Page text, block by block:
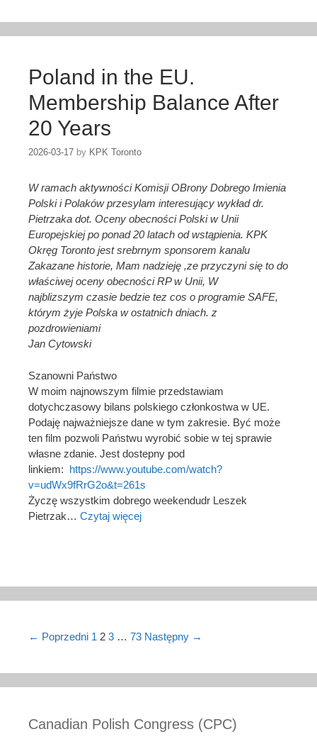
Poland in the EU.
Membership Balance After
20 Years
2026-03-17 by KPK Toronto
W ramach aktywności Komisji OBrony Dobrego Imienia
Polski i Polaków przesylam interesujący wykład dr.
Pietrzaka dot. Oceny obecności Polski w Unii
Europejskiej po ponad 20 latach od wstąpienia. KPK
Okręg Toronto jest srebrnym sponsorem kanalu
Zakazane historie, Mam nadzieję ,ze przyczyni się to do
właściwej oceny obecności RP w Unii, W
najblizszym czasie bedzie tez cos o programie SAFE,
którym żyje Polska w ostatnich dniach. z
pozdrowieniami
Jan Cytowski
Szanowni Państwo
W moim najnowszym filmie przedstawiam
dotychczasowy bilans polskiego członkostwa w UE.
Podaję najważniejsze dane w tym zakresie. Być może
ten film pozwoli Państwu wyrobić sobie w tej sprawie
własne zdanie. Jest dostepny pod
linkiem: https://www.youtube.com/watch?
v=udWx9fRrG2o&t=261s
Życzę wszystkim dobrego weekendudr Leszek
Pietrzak… Czytaj więcej
Post navigation
← Poprzedni 1 2 3 … 73 Następny →
Canadian Polish Congress (CPC)